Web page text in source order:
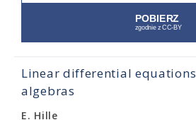
Linear differential
algebras
E. Hille